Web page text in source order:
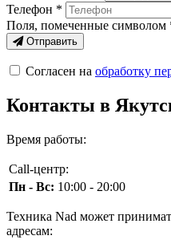
Телефон *
Поля, помеченные символом
Отправить
Согласен на обработку
Контакты в
Время работы:
Call-центр:
Пн - Вс: 10:00 - 20:00
Техника Nad может
адресам: